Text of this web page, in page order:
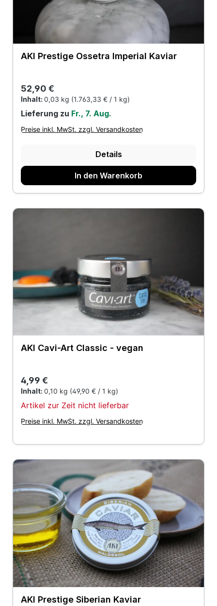
AKI Prestige Ossetra Imperial Kaviar
Regulärer Preis:
52,90 €
Inhalt: 0,03 kg (1.763,33 € / 1 kg)
Lieferung zu Fr., 7. Aug.
Preise inkl. MwSt. zzgl. Versandkosten
Details
In den Warenkorb
AKI Cavi-Art Classic - vegan
Regulärer Preis:
4,99 €
Inhalt: 0,10 kg (49,90 € / 1 kg)
Artikel zur Zeit nicht lieferbar
Preise inkl. MwSt. zzgl. Versandkosten
AKI Prestige Siberian Kaviar